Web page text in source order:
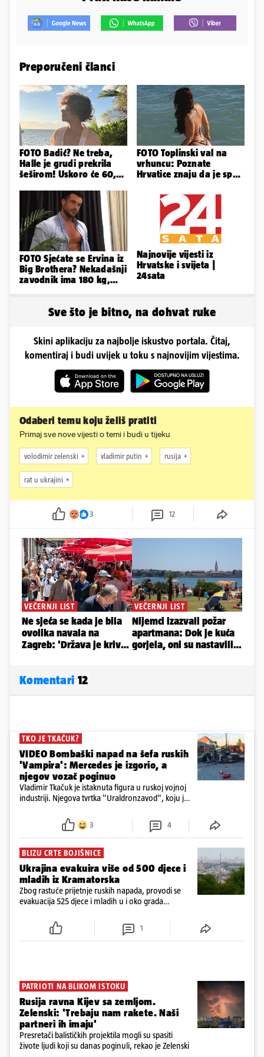
Preporučeni članci
FOTO Badić? Ne treba,
Halle je grudi prekrila
šeširom! Uskoro će 60,
FOTO Toplinski val na
vrhuncu: Poznate
Hrvatice znaju da je spas
FOTO Sjećate se Ervina iz
Big Brothera? Nekadašnji
zavodnik ima 180 kg,
Najnovije vijesti iz
Hrvatske i svijeta |
24sata
Sve što je bitno, na dohvat ruke
Skini aplikaciju za najbolje iskustvo portala. Čitaj,
komentiraj i budi uvijek u toku s najnovijim vijestima.
Odaberi temu koju želiš pratiti
Primaj sve nove vijesti o temi i budi u tijeku
volodimir zelenski vladimir putin rusija
rat u ukrajini
3 12
Komentari 12
TKO JE TKAČUK?
VIDEO Bombaški napad na šefa ruskih
'Vampira': Mercedes je izgorio, a
njegov vozač poginuo
Vladimir Tkačuk je istaknuta figura u ruskoj vojnoj
industriji. Njegova tvrtka "Uraldronzavod", koju je
View) dronove iz obitelji "Upir"
3 4
BLIZU CRTE BOJIŠNICE
Ukrajina evakuira više od 500 djece i
mladih iz Kramatorska
Zbog rastuće prijetnje ruskih napada, provodi se
evakuacija 525 djece i mladih u i oko grada
1
PATRIOTI NA BLIKOM ISTOKU
Rusija ravna Kijev sa zemljom.
Zelenski: 'Trebaju nam rakete. Naši
partneri ih imaju'
Presretači balističkih projektila mogli su spasiti
živote ljudi koji su danas poginuli, rekao je Zelenski